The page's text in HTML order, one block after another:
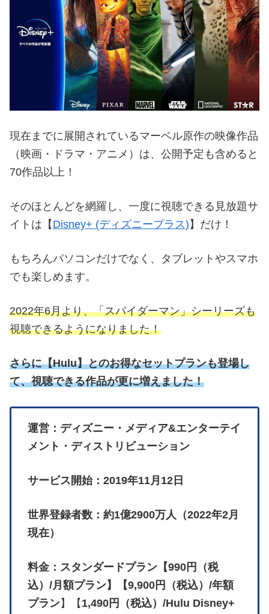
現在までに展開されているマーベル原作の映像作品
（映画・ドラマ・アニメ）は、公開予定も含めると
70作品以上！
そのほとんどを網羅し、一度に視聴できる見放題サ
イトは【 Disney+ (ディズニープラス) 】だけ！
もちろんパソコンだけでなく、タブレットやスマホ
でも楽しめます。
2022年6月より、「スパイダーマン」シーリーズも
視聴できるようになりました！
さらに【Hulu】とのお得なセットプランも登場し
て、視聴できる作品が更に増えました！
運営：ディズニー・メディア&エンターテイ
メント・ディストリビューション
サービス開始：2019年11月12日
世界登録者数：約1億2900万人（2022年2月
現在）
料金：スタンダードプラン【990円（税
込）/月額プラン】【9,900円（税込）/年額
プラン】【 1,490円（税込）/Hulu Disney+